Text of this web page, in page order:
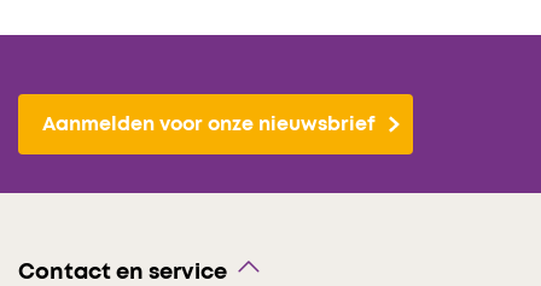
Aanmelden voor onze nieuwsbrief
Contact en service